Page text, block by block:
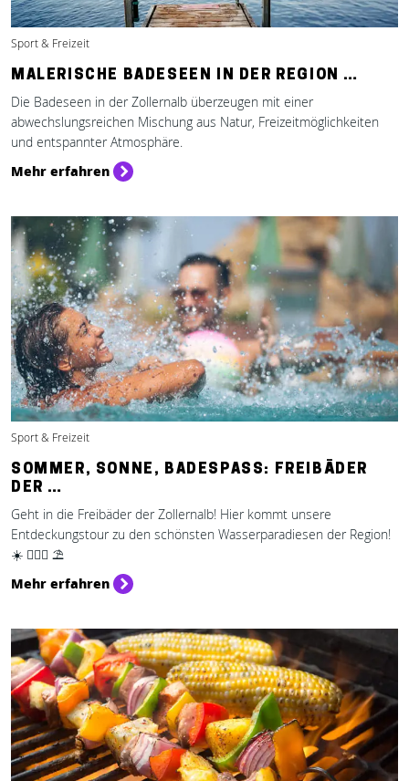
Sport & Freizeit
MALERISCHE BADESEEN IN DER REGION …
Die Badeseen in der Zollernalb überzeugen mit einer
abwechslungsreichen Mischung aus Natur, Freizeitmöglichkeiten
und entspannter Atmosphäre.
Mehr erfahren
Sport & Freizeit
SOMMER, SONNE, BADESPASS: FREIBÄDER D
ER …
Geht in die Freibäder der Zollernalb! Hier kommt unsere
Entdeckungstour zu den schönsten Wasserparadiesen der Region!
☀️ 🏊🏻‍♂️ ⛱️
Mehr erfahren